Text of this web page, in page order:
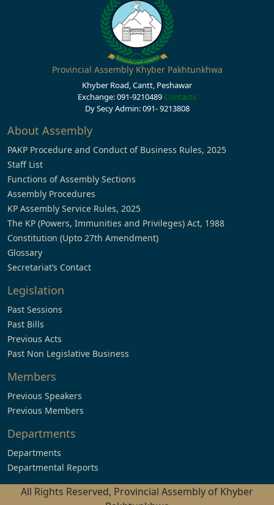
Provincial Assembly Khyber Pakhtunkhwa
Khyber Road, Cantt, Peshawar
Exchange: 091-9210489 Contacts
Dy Secy Admin: 091- 9213808
About Assembly
PAKP Procedure and Conduct of Business Rules, 2025
Staff List
Functions of Assembly Sections
Assembly Procedures
KP Assembly Service Rules, 2025
The KP (Powers, Immunities and Privileges) Act, 1988
Constitution (Upto 27th Amendment)
Glossary
Secretariat’s Contact
Legislation
Past Sessions
Past Bills
Previous Acts
Past Non Legislative Business
Members
Previous Speakers
Previous Members
Departments
Departments
Departmental Reports
All Rights Reserved, Provincial Assembly of Khyber